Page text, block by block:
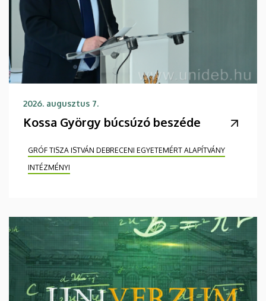
2026. augusztus 7.
Kossa György búcsúzó beszéde
GRÓF TISZA ISTVÁN DEBRECENI EGYETEMÉRT ALAPÍTVÁNY
INTÉZMÉNYI